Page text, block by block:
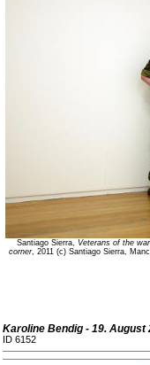
Santiago Sierra, Veterans of the
corner, 2011 (c) Santiago Sierra,
Karoline Bendig - 19. August
ID 6152